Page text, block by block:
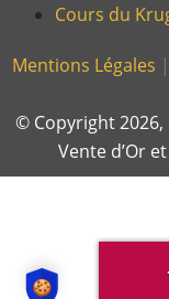
Cours du
Mentions Légales |
© Copyright 2026,
Vente d’Or